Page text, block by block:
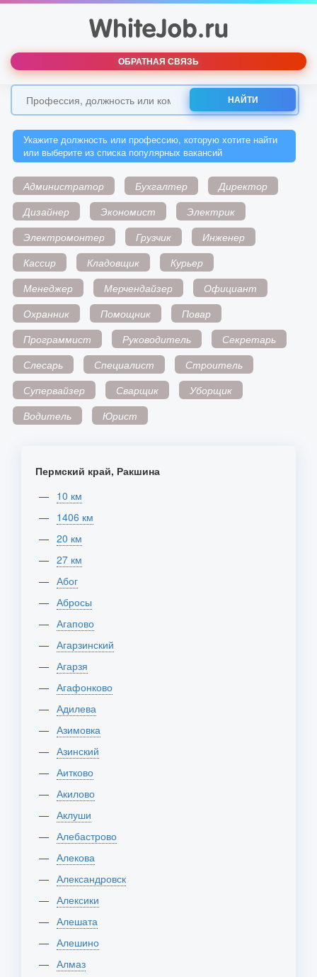
ОБРАТНАЯ СВЯЗЬ
НАЙТИ
Укажите должность или профессию, которую хотите найти
или выберите из списка популярных вакансий
Администратор Бухгалтер
Директор
Дизайнер
Экономист
Электрик
Электромонтер
Грузчик
Инженер
Кассир
Кладовщик
Курьер
Менеджер
Мерчендайзер
Официант
Охранник
Помощник
Повар
Программист
Руководитель
Секретарь
Слесарь
Специалист
Строитель
Супервайзер
Сварщик
Уборщик
Водитель
Юрист
Пермский край, Ракшина
10 км
1406 км
20 км
27 км
Абог
Абросы
Агапово
Агарзинский
Агарзя
Агафонково
Адилева
Азимовка
Азинский
Аитково
Акилово
Аклуши
Алебастрово
Алекова
Александровск
Алексики
Алешата
Алешино
Алмаз